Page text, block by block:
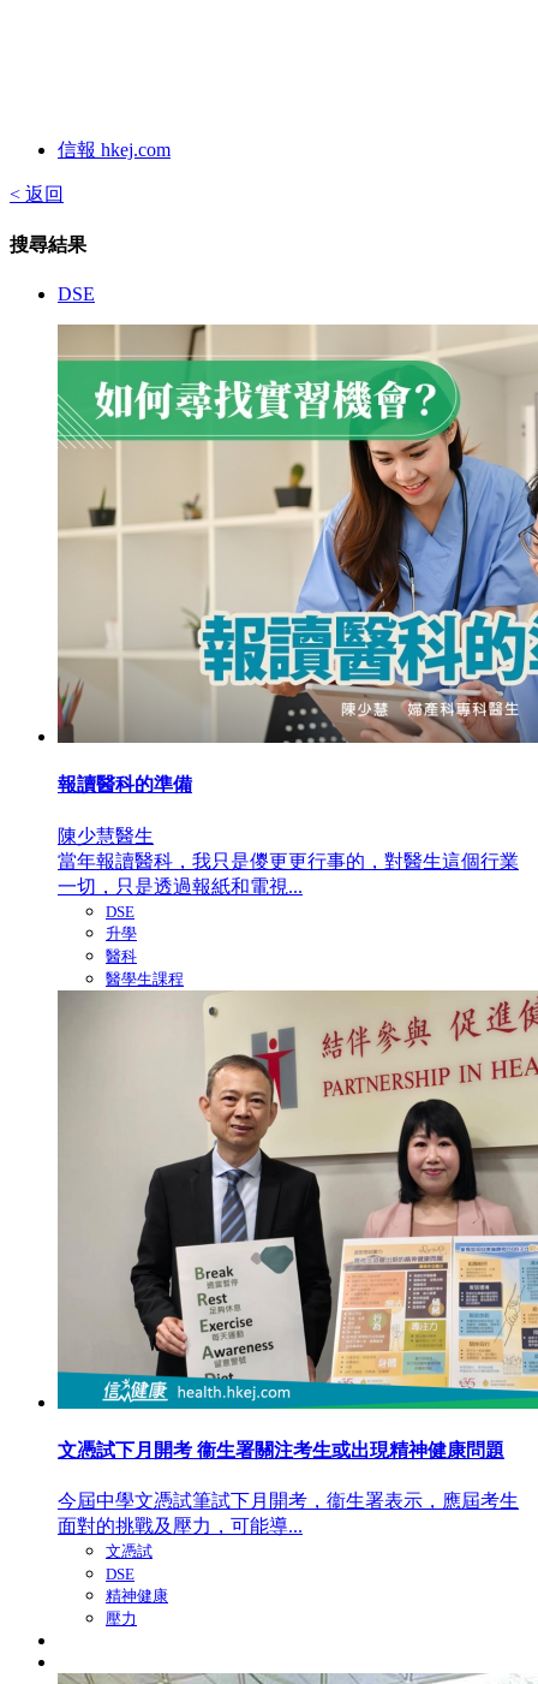
信報 hkej.com
< 返回
搜尋結果
DSE
報讀醫科的準備
陳少慧醫生
當年報讀醫科，我只是儍更更行事的，對醫生這個行業
一切，只是透過報紙和電視...
DSE
升學
醫科
醫學生課程
文憑試下月開考 衞生署關注考生或出現精神健康問題
今屆中學文憑試筆試下月開考，衞生署表示，應屆考生
面對的挑戰及壓力，可能導...
文憑試
DSE
精神健康
壓力